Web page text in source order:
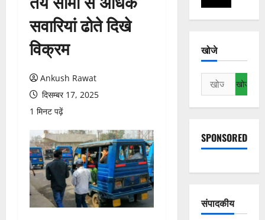
सवारियां ढोते दिखे
विक्रम
Ankush Rawat
दिसम्बर 17, 2025
1 मिनट पढ़ें
खोजे
निम्न
को
खोजें:
SPONSORED
संपादकीय